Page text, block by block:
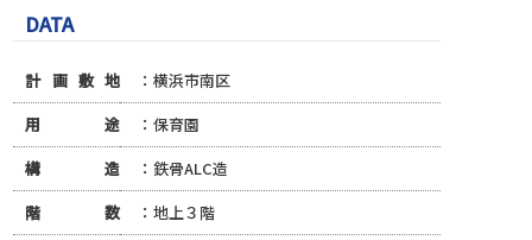
DATA
計画敷地
：横浜市南区
用途
：保育園
構造
：鉄骨ALC造
階数
：地上３階